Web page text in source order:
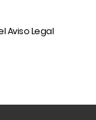
Aviso Legal